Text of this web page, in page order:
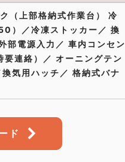
（上部格納式作業台） 冷
）／冷凍ストッカー／ 換
部電源入力／ 車内コンセン
要連絡）／ オーニングテン
気用ハッチ／ 格納式バナ
ド